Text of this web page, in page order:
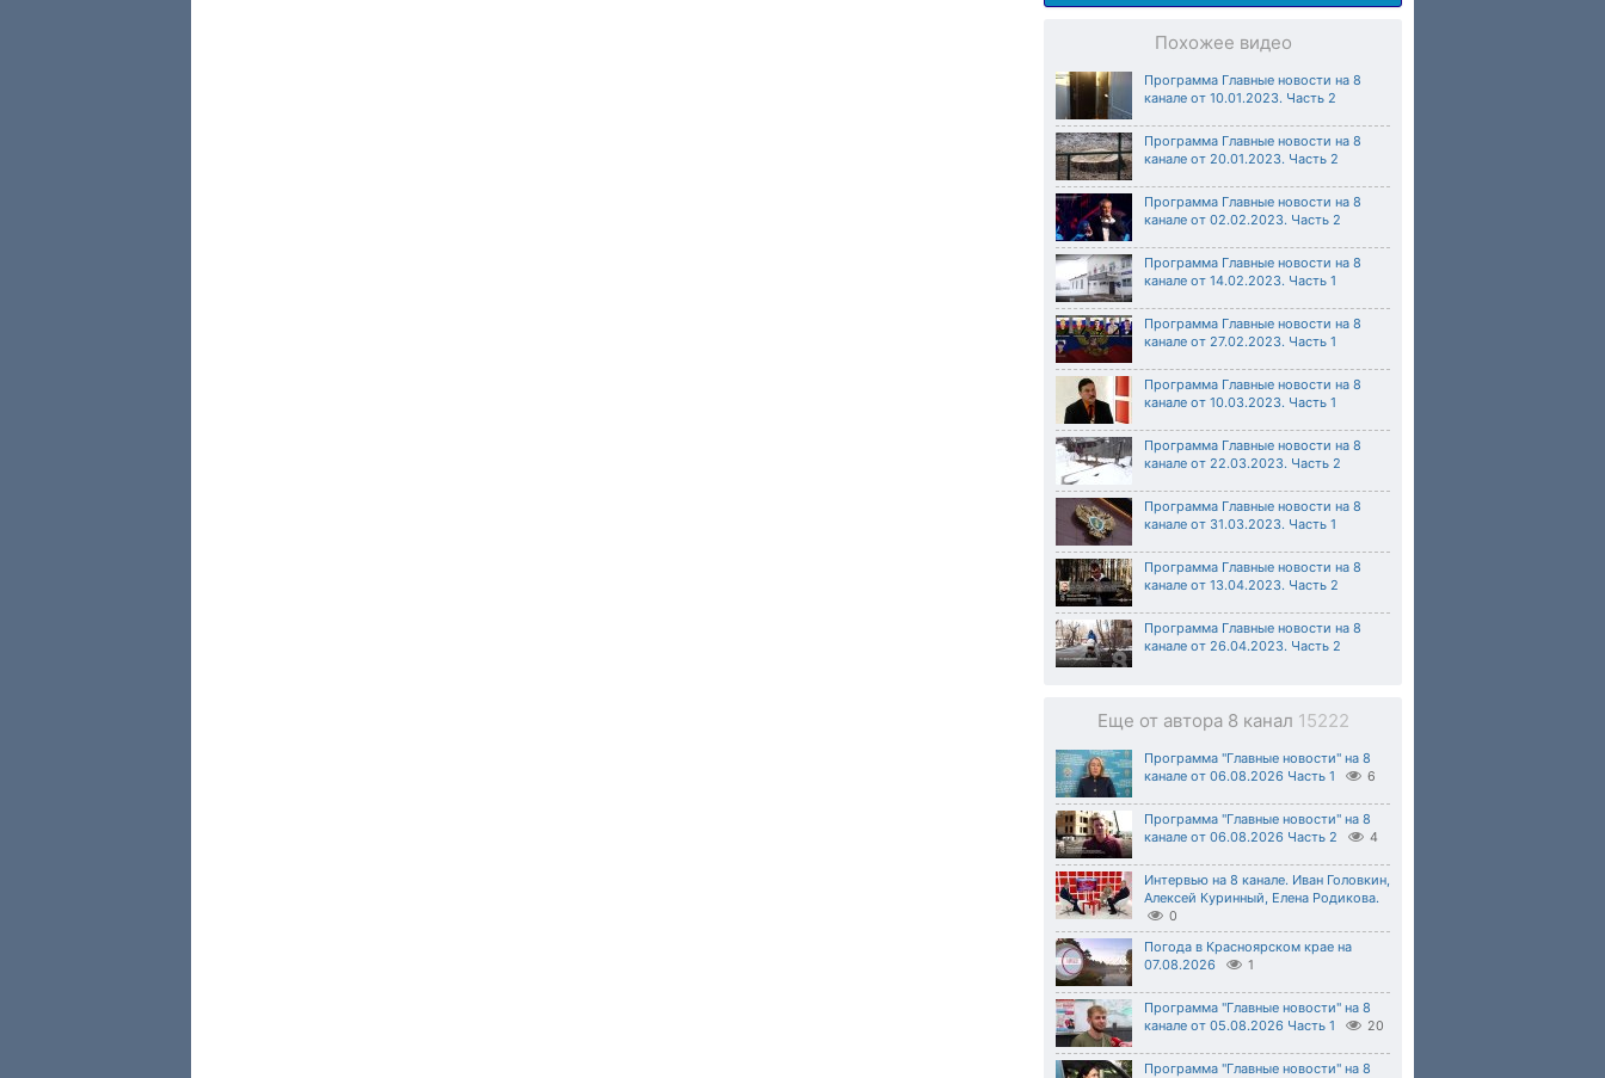
Похожее видео
Программа Главные новости на 8
канале от 10.01.2023. Часть 2
Программа Главные новости на 8
канале от 20.01.2023. Часть 2
Программа Главные новости на 8
канале от 02.02.2023. Часть 2
Программа Главные новости на 8
канале от 14.02.2023. Часть 1
Программа Главные новости на 8
канале от 27.02.2023. Часть 1
Программа Главные новости на 8
канале от 10.03.2023. Часть 1
Программа Главные новости на 8
канале от 22.03.2023. Часть 2
Программа Главные новости на 8
канале от 31.03.2023. Часть 1
Программа Главные новости на 8
канале от 13.04.2023. Часть 2
Программа Главные новости на 8
канале от 26.04.2023. Часть 2
Еще от автора 8 канал 15222
Программа "Главные новости" на 8
канале от 06.08.2026 Часть 1
6
Программа "Главные новости" на 8
канале от 06.08.2026 Часть 2
4
Интервью на 8 канале. Иван Головкин,
Алексей Куринный, Елена Родикова.
0
Погода в Красноярском крае на
07.08.2026
1
Программа "Главные новости" на 8
канале от 05.08.2026 Часть 1
20
Программа "Главные новости" на 8